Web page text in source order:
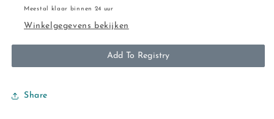
Meestal klaar binnen 24 uur
Winkelgegevens bekijken
Add To Registry
Share